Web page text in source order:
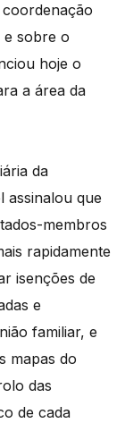
e sobre o
hoje o
a área da
da
assinalou que
membros
rapidamente
isenções de
e
familiar, e
mapas do
das
de cada